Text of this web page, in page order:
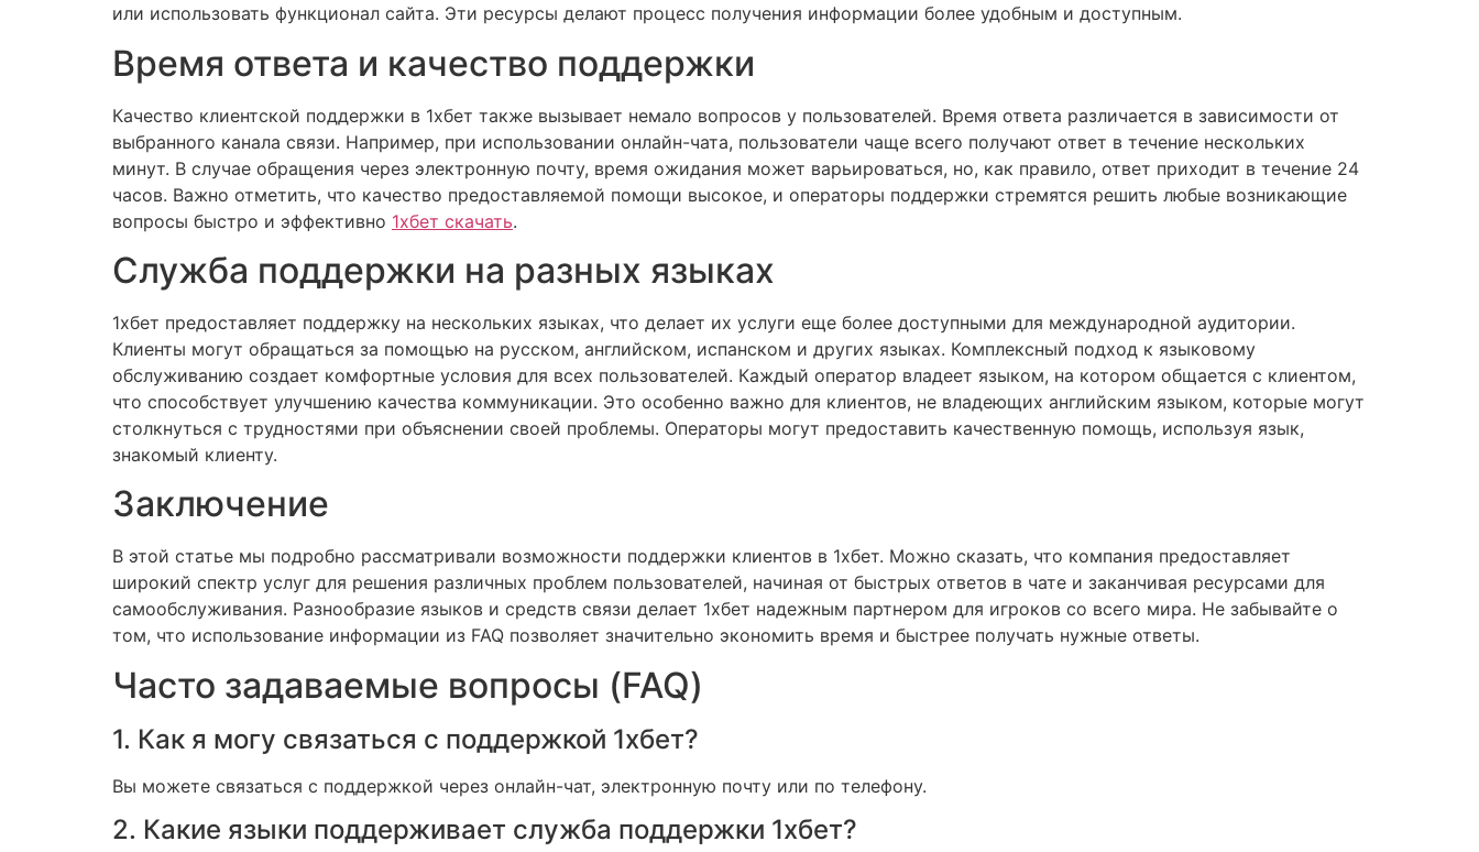
или использовать функционал сайта. Эти ресурсы делают процесс получения информации более удобным и доступным.
Время ответа и качество поддержки
Качество клиентской поддержки в 1хбет также вызывает немало вопросов у пользователей. Время ответа различается в зависимости от
выбранного канала связи. Например, при использовании онлайн-чата, пользователи чаще всего получают ответ в течение нескольких
минут. В случае обращения через электронную почту, время ожидания может варьироваться, но, как правило, ответ приходит в течение 24
часов. Важно отметить, что качество предоставляемой помощи высокое, и операторы поддержки стремятся решить любые возникающие
вопросы быстро и эффективно 1хбет скачать.
Служба поддержки на разных языках
1хбет предоставляет поддержку на нескольких языках, что делает их услуги еще более доступными для международной аудитории.
Клиенты могут обращаться за помощью на русском, английском, испанском и других языках. Комплексный подход к языковому
обслуживанию создает комфортные условия для всех пользователей. Каждый оператор владеет языком, на котором общается с клиентом,
что способствует улучшению качества коммуникации. Это особенно важно для клиентов, не владеющих английским языком, которые могут
столкнуться с трудностями при объяснении своей проблемы. Операторы могут предоставить качественную помощь, используя язык,
знакомый клиенту.
Заключение
В этой статье мы подробно рассматривали возможности поддержки клиентов в 1хбет. Можно сказать, что компания предоставляет
широкий спектр услуг для решения различных проблем пользователей, начиная от быстрых ответов в чате и заканчивая ресурсами для
самообслуживания. Разнообразие языков и средств связи делает 1хбет надежным партнером для игроков со всего мира. Не забывайте о
том, что использование информации из FAQ позволяет значительно экономить время и быстрее получать нужные ответы.
Часто задаваемые вопросы (FAQ)
1. Как я могу связаться с поддержкой 1хбет?
Вы можете связаться с поддержкой через онлайн-чат, электронную почту или по телефону.
2. Какие языки поддерживает служба поддержки 1хбет?